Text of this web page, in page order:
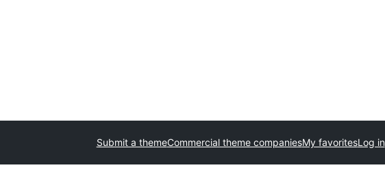
Submit a themeCommercial theme companiesMy favoritesLog in